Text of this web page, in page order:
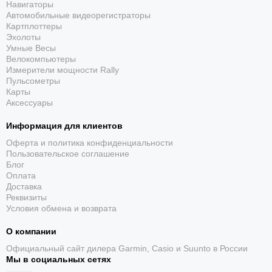
Высокая точность:
кварцевого механизма.
Надежность и долговечность:
корпусу, сапфировому стеклу и солнечному питанию.
Функциональность:
мировое время, вечный календарь и Bluetooth.
Удобство использования:
времени, отсутствие необходимости замены батарейки.
Casio OCEANUS OCW-S7000-1A
современные технологии и надежность. Это часы, которые
подчеркнут вашу индивидуальность и станут надежным
спутником в любой ситуации.
Навигаторы
Автомобильные видеорегистраторы
Картплоттеры
Эхолоты
Умные Весы
Велокомпьютеры
Измерители мощности Rally
Пульсометры
Карты
Аксессуары
Информация для клиентов
Оферта и политика конфиденциальности
Пользовательское соглашение
Блог
Оплата
Доставка
Реквизиты
Условия обмена и возврата
О компании
Официальный сайт дилера Garmin, Casio и Suunto в России
Мы в социальных сетях